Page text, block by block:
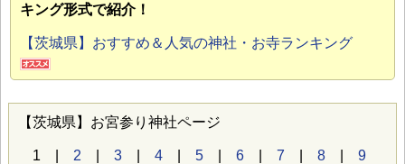
キング形式で紹介！
【茨城県】おすすめ＆人気の神社・お寺ランキング
【茨城県】お宮参り神社ページ
1 | 2 3 4 5 6 7 8 9